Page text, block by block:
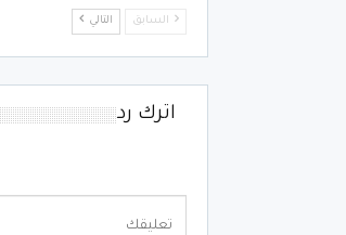
السابق التالي
اترك رد